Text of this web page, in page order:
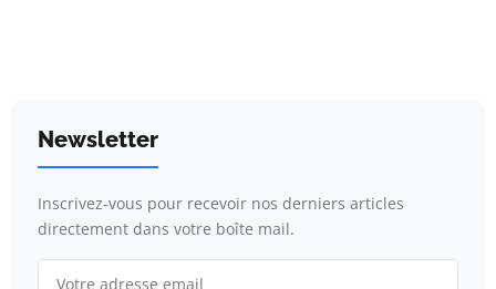
Newsletter
Inscrivez-vous pour recevoir nos derniers articles
directement dans votre boîte mail.